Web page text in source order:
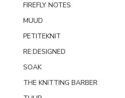
FIREFLY NOTES
MUUD
PETITEKNIT
RE:DESIGNED
SOAK
THE KNITTING BARBER